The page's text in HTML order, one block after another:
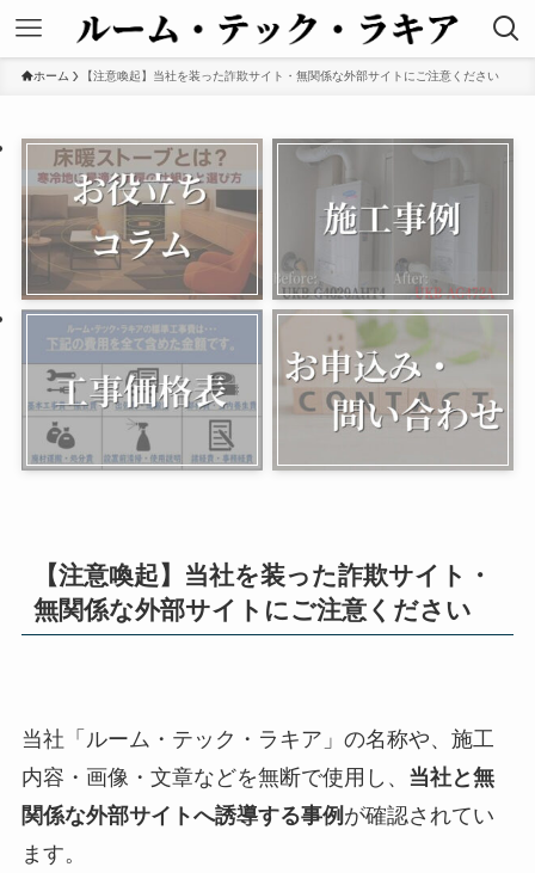
ホーム 【注意喚起】当社を装った詐欺サイト・無関係な外部サイトにご注意ください
【注意喚起】当社を装った詐欺サイト・
無関係な外部サイトにご注意ください
当社「ルーム・テック・ラキア」の名称や、施工
内容・画像・文章などを無断で使用し、 当社と無
関係な外部サイトへ誘導する事例 が確認されてい
ます。